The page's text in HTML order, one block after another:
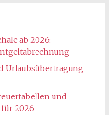
ab 2026:
Urlaubsübertragung
und
2026